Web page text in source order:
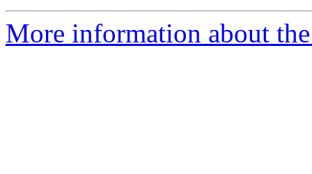
More information about